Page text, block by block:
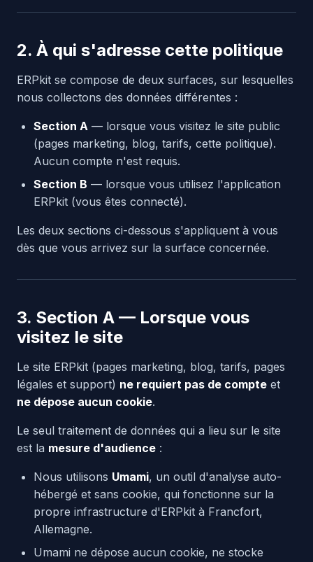
2. À qui s'adresse cette politique
ERPkit se compose de deux surfaces, sur lesquelles
nous collectons des données différentes :
Section A — lorsque vous visitez le site public
(pages marketing, blog, tarifs, cette politique).
Aucun compte n'est requis.
Section B — lorsque vous utilisez l'application
ERPkit (vous êtes connecté).
Les deux sections ci-dessous s'appliquent à vous
dès que vous arrivez sur la surface concernée.
3. Section A — Lorsque vous
visitez le site
Le site ERPkit (pages marketing, blog, tarifs, pages
légales et support) ne requiert pas de compte et
ne dépose aucun cookie.
Le seul traitement de données qui a lieu sur le site
est la mesure d'audience :
Nous utilisons Umami, un outil d'analyse auto-
hébergé et sans cookie, qui fonctionne sur la
propre infrastructure d'ERPkit à Francfort,
Allemagne.
Umami ne dépose aucun cookie, ne stocke